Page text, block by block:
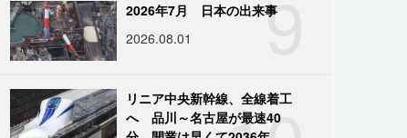
9
2026年7月 日本の出来事
2026.08.01
リニア中央新幹線、全線着工
へ 品川～名古屋が最速40